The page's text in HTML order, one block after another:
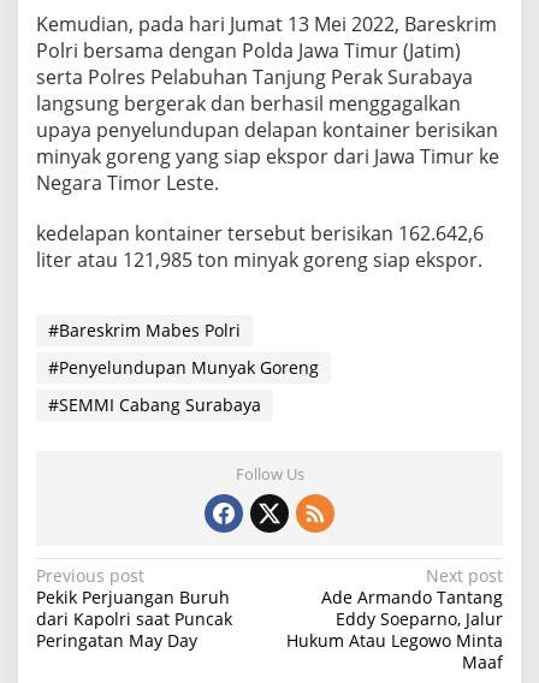
P
e
r
a
k
Kemudian, pada hari Jumat 13 Mei 2022, Bareskrim
Polri bersama dengan Polda Jawa Timur (Jatim)
serta Polres Pelabuhan Tanjung Perak Surabaya
langsung bergerak dan berhasil menggagalkan
upaya penyelundupan delapan kontainer berisikan
minyak goreng yang siap ekspor dari Jawa Timur ke
Negara Timor Leste.
kedelapan kontainer tersebut berisikan 162.642,6
liter atau 121,985 ton minyak goreng siap ekspor.
#Bareskrim Mabes Polri
#Penyelundupan Munyak Goreng
#SEMMI Cabang Surabaya
Follow Us
P
o
s
Previous post
Pekik Perjuangan Buruh
dari Kapolri saat Puncak
Peringatan May Day
Next post
Ade Armando Tantang
Eddy Soeparno, Jalur
Hukum Atau Legowo Minta
Maaf